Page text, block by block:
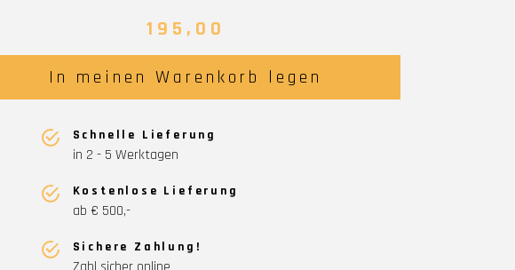
195,00
In meinen Warenkorb legen
Schnelle Lieferung
in 2 - 5 Werktagen
Kostenlose Lieferung
ab € 500,-
Sichere Zahlung!